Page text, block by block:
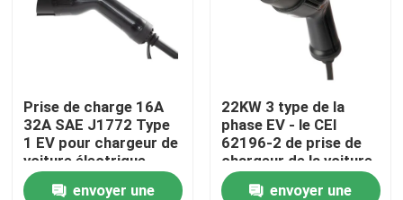
Maison
Produits
Prise de charge 16A
32A SAE J1772 Type
1 EV pour chargeur de
voiture électrique
envoyer une
22KW 3 type de la
phase EV - le CEI
62196-2 de prise de
chargeur de la voiture
2 électrique
envoyer une